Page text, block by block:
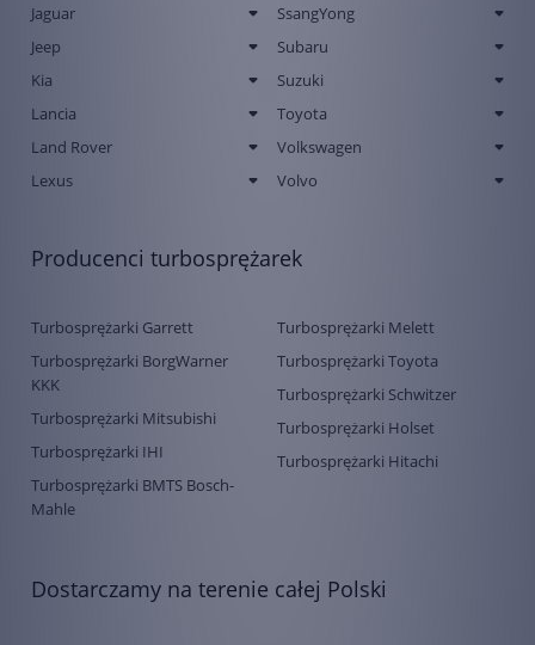
Jaguar
Jeep
Kia
Lancia
Land Rover
Lexus
SsangYong
Subaru
Suzuki
Toyota
Volkswagen
Volvo
Producenci turbosprężarek
Turbosprężarki Garrett
Turbosprężarki BorgWarner
KKK
Turbosprężarki Mitsubishi
Turbosprężarki IHI
Turbosprężarki BMTS Bosch-
Mahle
Turbosprężarki Melett
Turbosprężarki Toyota
Turbosprężarki Schwitzer
Turbosprężarki Holset
Turbosprężarki Hitachi
Dostarczamy na terenie całej Polski